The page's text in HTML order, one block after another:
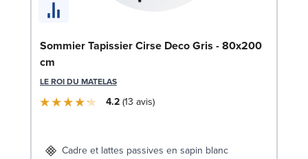
Sommier Tapissier Cirse Deco Gris - 80x200
cm
LE ROI DU MATELAS
4.2 13 avis
Cadre et lattes passives en sapin blanc